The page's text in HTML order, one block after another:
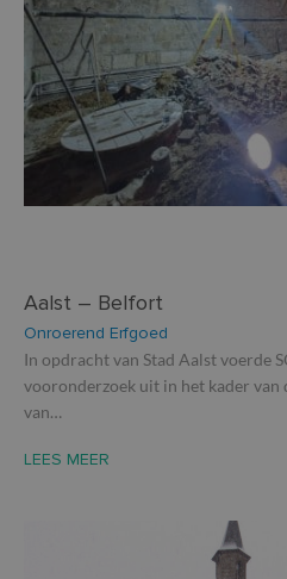
Aalst – Belfort
Onroerend Erfgoed
In opdracht van Stad Aalst voerde
vooronderzoek uit in het kader van
van…
LEES MEER